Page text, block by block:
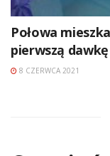
Połowa
pierwszą dawkę
8 CZERWCA 2021